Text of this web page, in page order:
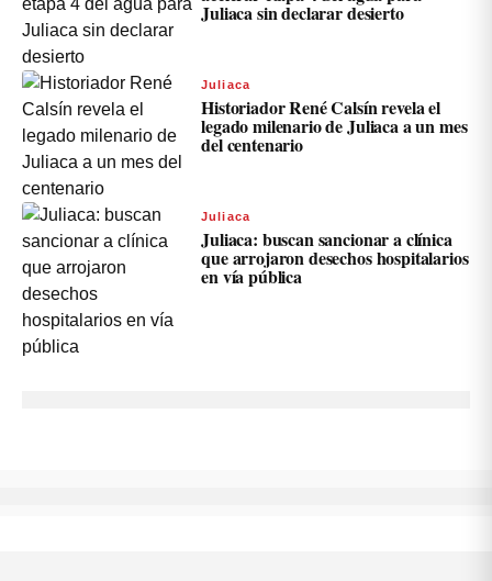
Juliaca sin declarar desierto
Juliaca
Historiador René Calsín revela el
legado milenario de Juliaca a un mes
del centenario
Juliaca
Juliaca: buscan sancionar a clínica
que arrojaron desechos hospitalarios
en vía pública